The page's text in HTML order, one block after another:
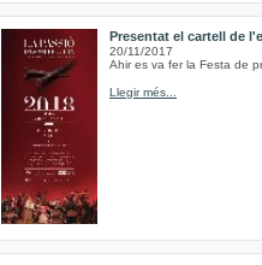
Presentat el cartell de
20/11/2017
Ahir es va fer la Festa de
Llegir més...